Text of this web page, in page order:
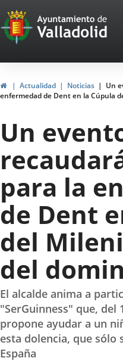
Portal
Web
del
de
Valladolid
InicioActualidad Noticias
Un
enfermedad de Dent en la Cúpula
Un
para la
de Dent
del
del
El alcalde anima a
"SerGuinness" que, del
propone ayudar a un
esta dolencia, que sólo
España